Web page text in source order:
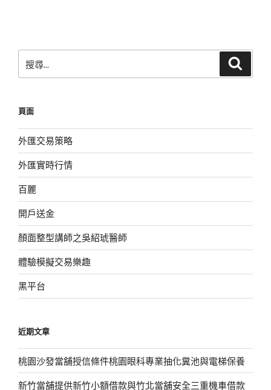
尋
字:
頁面
外匯交易策略
外匯實時行情
百麗
開戶送金
顏面整型講師之吳紹琥醫師
體驗模擬交易樂趣
黑平台
近期文章
桃園沙發當舖授信條件桃園眼科專業抽化糞池與電梯保養
新竹當舖提供新竹小額借款與竹北當舖安全三重機車借款